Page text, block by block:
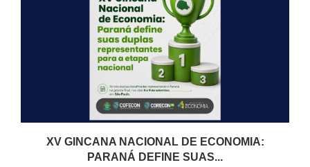
XV GINCANA NACIONAL DE ECONOMIA:
PARANÁ DEFINE SUAS...